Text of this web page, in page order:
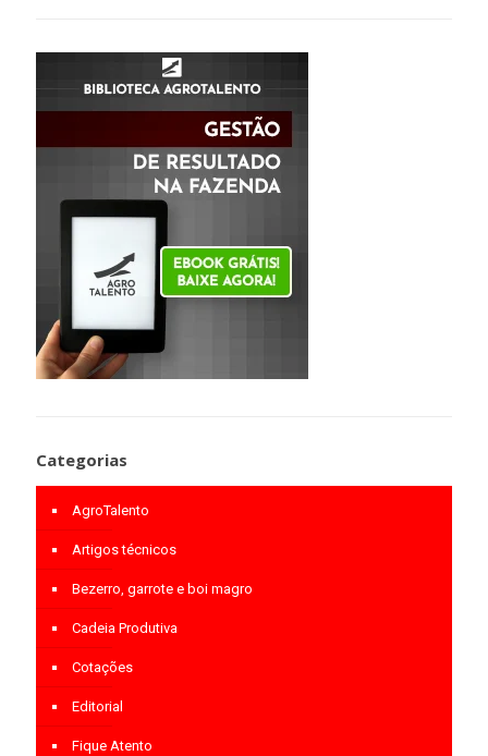
Categorias
AgroTalento
Artigos técnicos
Bezerro, garrote e boi magro
Cadeia Produtiva
Cotações
Editorial
Fique Atento